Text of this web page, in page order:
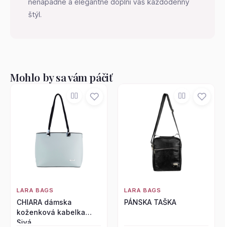
štýl.
Mohlo by sa vám páčiť
LARA BAGS
CHIARA dámska
koženková kabelka
Sivá
LARA BAGS
PÁNSKA TAŠKA